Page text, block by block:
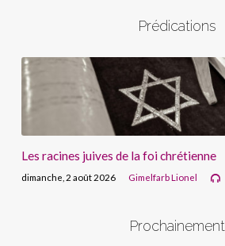
Prédications
Les racines juives de la foi chrétienne
dimanche, 2 août 2026 Gimelfarb Lionel
Prochainement